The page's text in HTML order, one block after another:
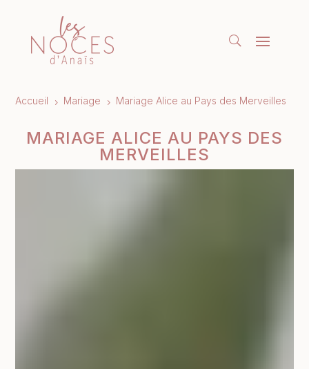
Accueil 5 Mariage 5 Mariage Alice au Pays des Merveilles
MARIAGE ALICE AU PAYS DES
MERVEILLES